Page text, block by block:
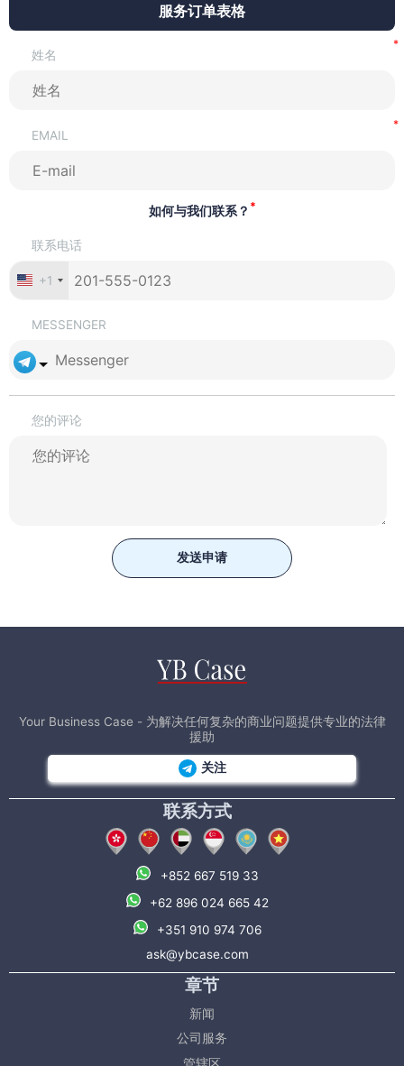
服务订单表格
姓名
EMAIL
如何与我们联系？ *
联系电话
+1
MESSENGER
您的评论
发送申请
Your Business Case - 为解决任何复杂的商业问题提供专业的法律
援助
关注
联系方式
+852 667 519 33
+62 896 024 665 42
+351 910 974 706
ask@ybcase.com
章节
新闻
公司服务
管辖区